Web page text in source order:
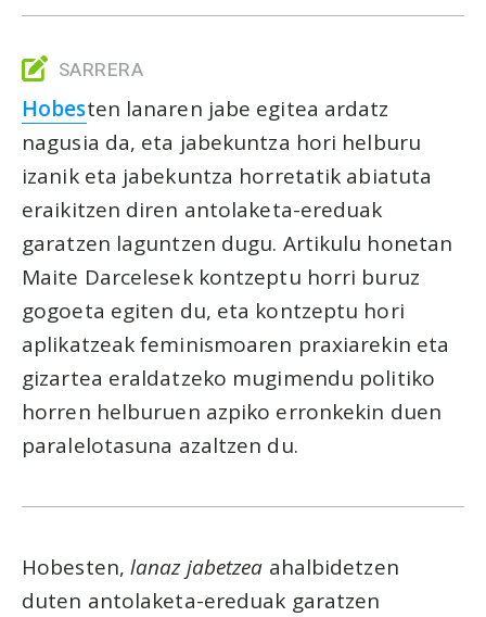
SARRERA
Hobesten lanaren jabe egitea ardatz
nagusia da, eta jabekuntza hori helburu
izanik eta jabekuntza horretatik abiatuta
eraikitzen diren antolaketa-ereduak
garatzen laguntzen dugu. Artikulu honetan
Maite Darcelesek kontzeptu horri buruz
gogoeta egiten du, eta kontzeptu hori
aplikatzeak feminismoaren praxiarekin eta
gizartea eraldatzeko mugimendu politiko
horren helburuen azpiko erronkekin duen
paralelotasuna azaltzen du.
Hobesten, lanaz jabetzea ahalbidetzen
duten antolaketa-ereduak garatzen